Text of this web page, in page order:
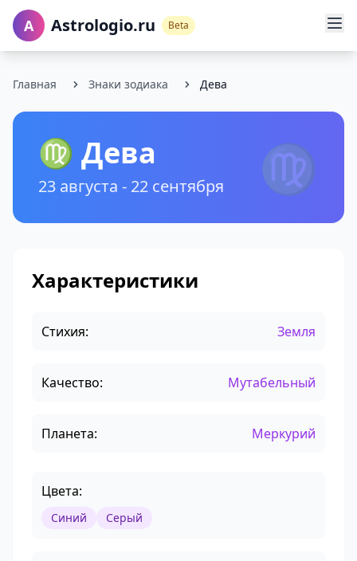
A Astrologio.ru Beta
Главная Знаки зодиака Дева
♍ Дева
23 августа - 22 сентября ♍
Характеристики
Стихия: Земля
Качество: Мутабельный
Планета: Меркурий
Цвета:
Синий Серый